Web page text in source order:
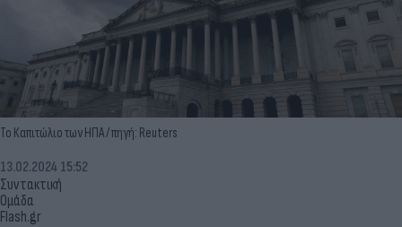
Το Καπιτώλιο των ΗΠΑ / πηγή: Reuters
Συντακτική
Ομάδα
Flash.gr
13.02.2024 15:52